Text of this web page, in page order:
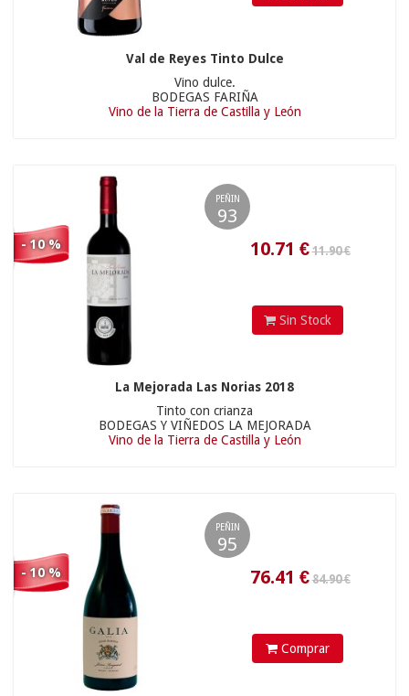
Val de Reyes Tinto Dulce
Vino dulce.
BODEGAS FARIÑA
Vino de la Tierra de Castilla y León
- 10 %
PEÑIN
93
Sin Stock
La Mejorada Las Norias 2018
Tinto con crianza
BODEGAS Y VIÑEDOS LA MEJORADA
Vino de la Tierra de Castilla y León
- 10 %
PEÑIN
95
Comprar
8.01
13.95€
10.90 €